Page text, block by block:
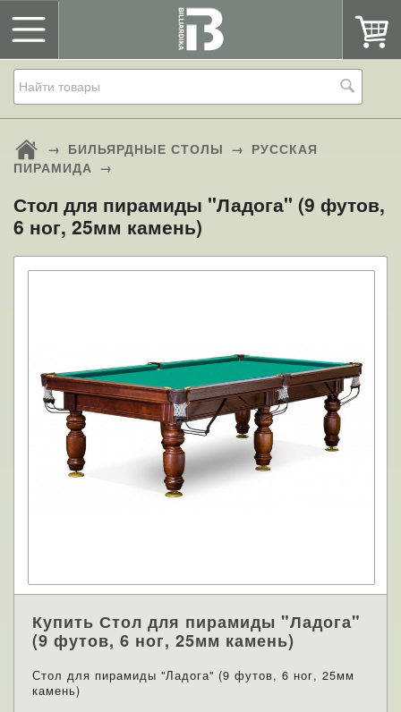
→ БИЛЬЯРДНЫЕ СТОЛЫ → РУССКАЯ
ПИРАМИДА →
Стол для пирамиды "Ладога" (9 футов,
6 ног, 25мм камень)
Купить Стол для пирамиды "Ладога"
(9 футов, 6 ног, 25мм камень)
Стол для пирамиды "Ладога" (9 футов, 6 ног, 25мм
камень)